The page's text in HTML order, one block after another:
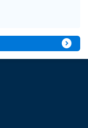
expand_circle_right